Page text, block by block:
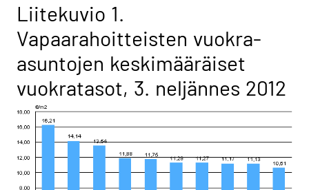
Liitekuvio 1.
Vapaarahoitteisten vuokra-
asuntojen keskimääräiset
vuokratasot, 3. neljännes 2012